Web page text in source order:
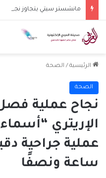
الرئيسية / الصحة
الصحة
نجاح عملية
الإريتري
ساعة ونصفًا